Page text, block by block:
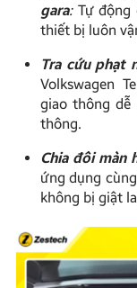
gara:Tự động
thiết bị luôn
Tra cứu phạt
Volkswagen
giao thông dễ
thông.
Chia đôi màn
ứng dụng
không bị giật